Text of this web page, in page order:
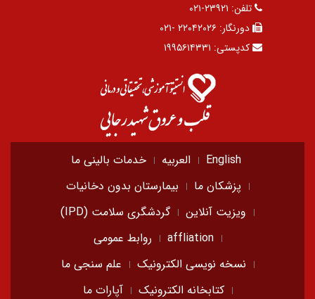
تلفن: ۲۳۹۲۱-۰۲۱
دورنگار: ۲۲۰۴۲۰۲۶ -۰۲۱
کدپستی: ۱۹۹۵۶۱۴۳۳۱
English العربیه
خدمات بالینی ما
پزشکان ما
بیمارستان بدون دخانیات
ویزیت آنلاین
گردشگری سلامت (IPD)
affliation
روابط عمومی
نسخه نویسی الکترونیک
علم سنجی ما
کتابخانه الکترونیک
آپارات ما